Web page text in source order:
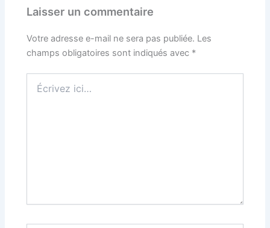
Laisser un commentaire
Votre adresse e-mail ne sera pas publiée. Les
champs obligatoires sont indiqués avec *
ici…